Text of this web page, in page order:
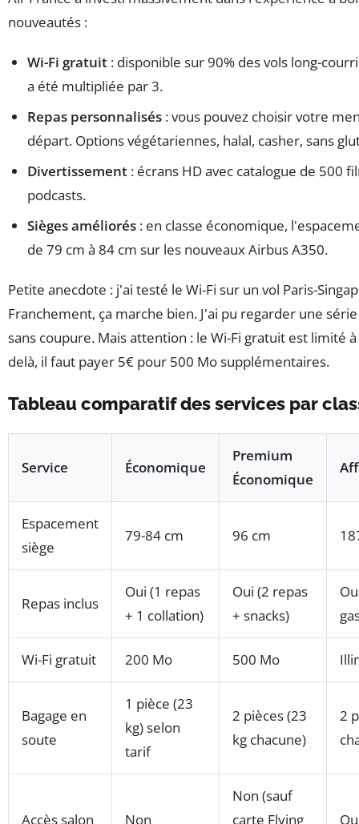
nouveautés :
Wi-Fi gratuit : disponible sur 90% des vols long-
a été multipliée par 3.
Repas personnalisés : vous pouvez choisir votre
départ. Options végétariennes, halal, casher, sans
Divertissement : écrans HD avec catalogue de 500
podcasts.
Sièges améliorés : en classe économique,
de 79 cm à 84 cm sur les nouveaux Airbus A350.
Petite anecdote : j'ai testé le Wi-Fi sur un vol Paris-
Franchement, ça marche bien. J'ai pu regarder une
sans coupure. Mais attention : le Wi-Fi gratuit est limité
delà, il faut payer 5€ pour 500 Mo supplémentaires.
Tableau comparatif des services par
Service Économique
Premium
Économique
Espacement
siège
79-84 cm 96 cm
Repas inclus
Oui (1 repas
+ 1 collation)
Oui (2 repas
+ snacks)
Wi-Fi gratuit 200 Mo 500 Mo
Bagage en
soute
1 pièce (23
kg) selon
tarif
2 pièces (23
kg chacune)
2
Accès salon Non
Non (sauf
carte Flying